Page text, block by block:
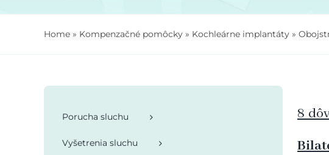
Home » Kompenzačné pomôcky » Kochleárne implantáty »
Porucha sluchu
Vyšetrenia sluchu
8